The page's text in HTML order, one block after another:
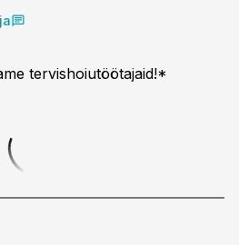
tervishoiutöötajaid!*